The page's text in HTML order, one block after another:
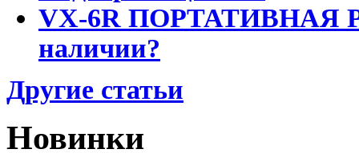
VX-6R ПОРТАТИВНАЯ
наличии?
Другие статьи
Новинки